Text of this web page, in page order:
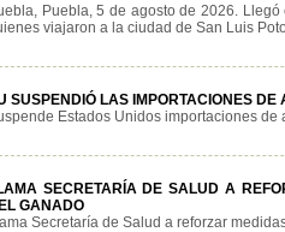
Puebla, 5 de agosto de 2026.
viajaron a la ciudad de San Luis
SUSPENDIÓ LAS IMPORTACIONES
Estados Unidos importaciones de
SECRETARÍA DE SALUD A
GANADO
Secretaría de Salud a reforzar